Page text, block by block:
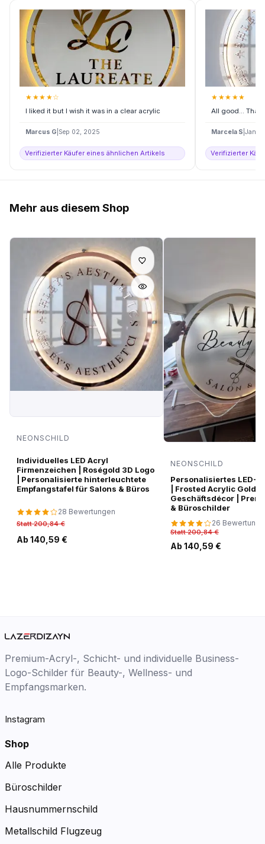
★ ★★ ★☆
I liked it but I wish it was in a clear acrylic
Marcus G Sep 02, 2025
Verifizierter Käufer eines ähnlichen Artikels
★ ★★ ★★
All good...
Marcela S Jan
Verifizierter
Mehr aus diesem Shop
NEONSCHILD
Individuelles LED Acryl
Firmenzeichen | Roségold 3D Logo
| Personalisierte hinterleuchtete
Empfangstafel für Salons & Büros
28 Bewertungen
Statt 200,84 €
Ab 140,59 €
NEONSCHILD
Personalisiertes LED-
| Frosted Acrylic Gold
Geschäftsdécor |
& Büroschilder
26
Statt 200,84 €
Ab 140,59 €
Premium-Acryl-, Schicht- und individuelle Business-
Logo-Schilder für Beauty-, Wellness- und
Empfangsmarken.
Instagram
Shop
Alle Produkte
Büroschilder
Hausnummernschild
Metallschild Flugzeug